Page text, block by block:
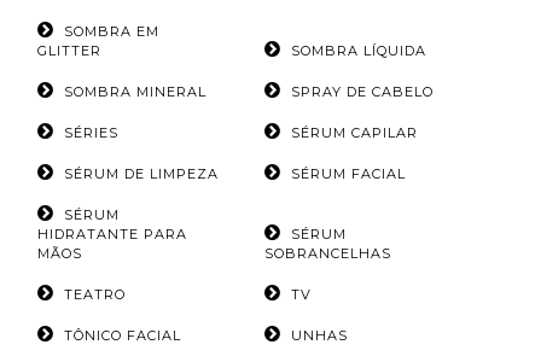
SOMBRA EM
GLITTER
SOMBRA LÍQUIDA
SOMBRA MINERAL SPRAY DE CABELO
SÉRIES SÉRUM CAPILAR
SÉRUM DE LIMPEZA SÉRUM FACIAL
SÉRUM
HIDRATANTE PARA
MÃOS
SÉRUM
SOBRANCELHAS
TEATRO TV
TÔNICO FACIAL UNHAS